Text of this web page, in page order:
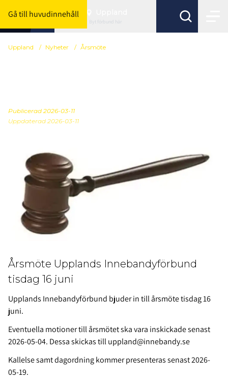
Gå till huvudinnehåll
Byt förbund här
Uppland / Nyheter / Årsmöte
Publicerad 2026-03-11
Uppdaterad 2026-03-11
Årsmöte Upplands Innebandyförbund
tisdag 16 juni
Upplands Innebandyförbund bjuder in till årsmöte tisdag 16
juni.
Eventuella motioner till årsmötet ska vara inskickade senast
2026-05-04. Dessa skickas till uppland@innebandy.se
Kallelse samt dagordning kommer presenteras senast 2026-
05-19.